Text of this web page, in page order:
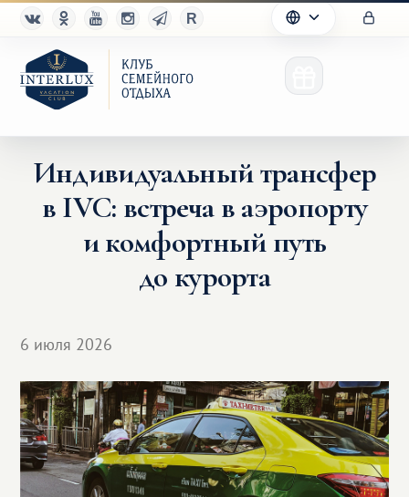
Клуб
Преимущества
Благотворительность
Индивидуальный трансфер
в IVC: встреча в аэропорту
и комфортный путь
до курорта
6 июля 2026